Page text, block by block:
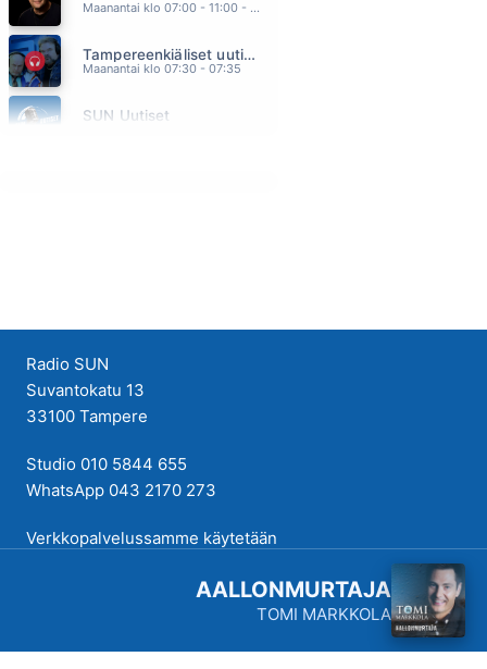
Maanantai klo 07:00 - 11:00 - Studiossa: Kimmo Hoivassilta
Tampereenkiäliset uutiset
Maanantai klo 07:30 - 07:35
SUN Uutiset
Radio SUN
Suvantokatu 13
33100 Tampere
Studio 010 5844 655
WhatsApp 043 2170 273
Verkkopalvelussamme käytetään
parantamiseksi. Tutustu
täällä.
AALLONMURTAJA
TOMI MARKKOLA